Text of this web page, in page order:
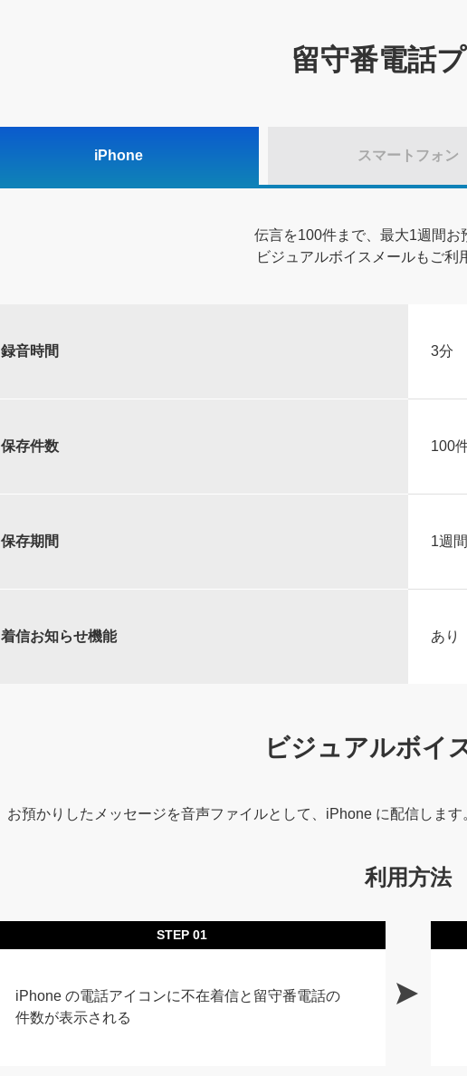
留守番電話
iPhone スマートフォン
伝言を100件まで、最大1週間お
ビジュアルボイスメールもご利
録音時間 3分
保存件数 100
保存期間 1週間
着信お知らせ機能 あり
ビジュアルボイ
お預かりしたメッセージを音声ファイルとして、iPhone に配信しま
利用方法
STEP 01
iPhone の電話アイコンに不在着信と留守番電話の
件数が表示される